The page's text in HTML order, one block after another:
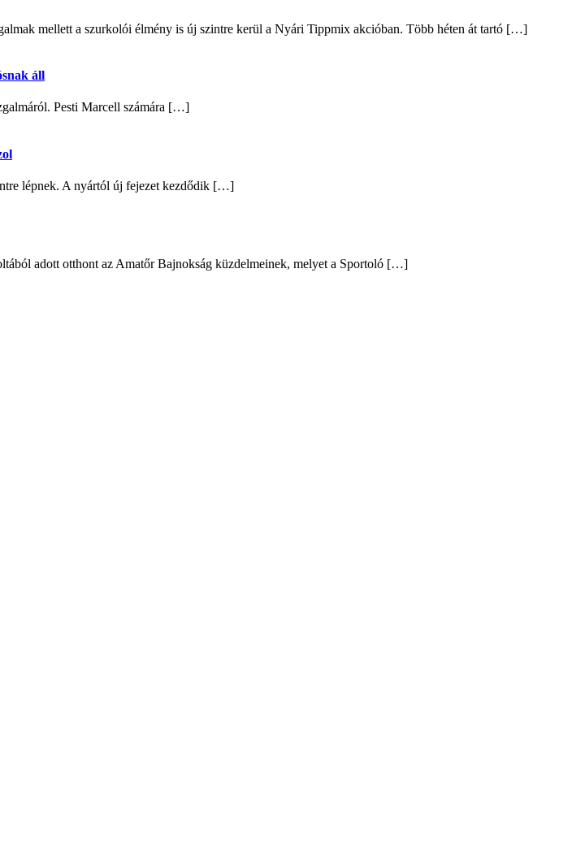
mellett a szurkolói élmény is új szintre kerül a Nyári Tippmix akcióban. Több héten át tartó […]
áll
Pesti Marcell számára […]
lépnek. A nyártól új fejezet kezdődik […]
adott otthont az Amatőr Bajnokság küzdelmeinek, melyet a Sportoló […]